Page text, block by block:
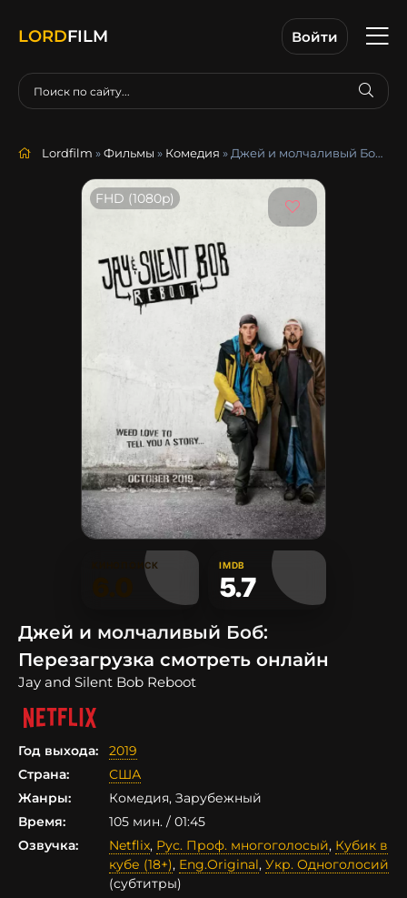
LORDFILM Войти
Lordfilm »Фильмы » Комедия » Джей и молчаливый Боб: Перезагрузка
FHD (1080p)
КИНОПОИСК IMDB
5.7
Джей и молчаливый Боб:
Перезагрузка смотреть онлайн
Jay and Silent Bob Reboot
Год выхода:
2019
Страна:
США
Жанры:
Комедия, Зарубежный
Время:
105 мин. / 01:45
Озвучка:
Netflix, Рус. Проф. многоголосый, Кубик в
кубе (18+), Eng.Original, Укр. Одноголосий
(субтитры)